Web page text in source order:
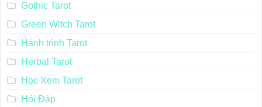
Gothic Tarot
Green Witch Tarot
Hành trình Tarot
Herbal Tarot
Học Xem Tarot
Hỏi Đáp